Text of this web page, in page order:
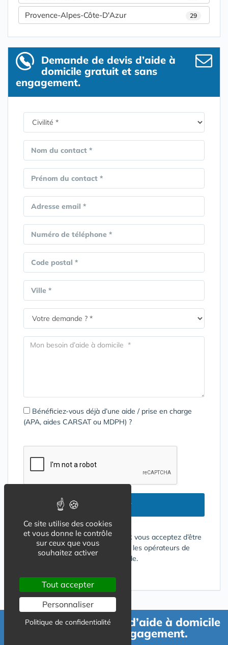
Provence-Alpes-Côte-D'Azur 29
Demande de devis d’aide à
domicile gratuit et sans
engagement.
Nom du contact *
Prénom du contact *
Adresse email *
Numéro de téléphone *
Code postal *
Ville *
Bénéficiez-vous déjà d’une aide / prise en charge
(APA, aides CARSAT ou MDPH) ?
Envoyer
En cliquant sur le bouton ENVOYER vous acceptez d’être
contacté par mail ou téléphone par les opérateurs de
services répondant à votre demande.
Demande de devis d’aide à domicile
gratuit et sans engagement.
Ce site utilise des cookies
et vous donne le contrôle
sur ceux que vous
souhaitez activer
Tout accepter
Personnaliser
Politique de confidentialité